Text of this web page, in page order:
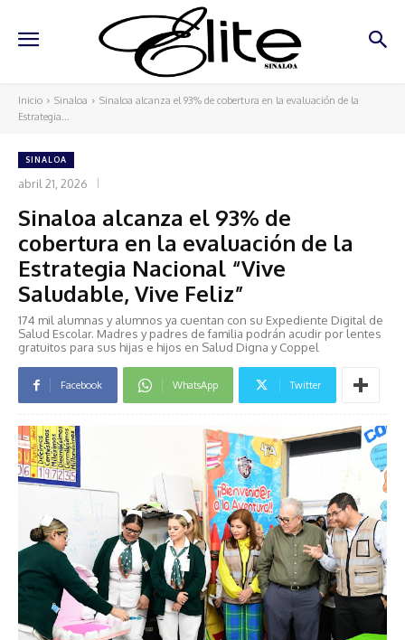
Inicio Sinaloa
Sinaloa alcanza el 93% de cobertura en la evaluación de la
Estrategia...
SINALOA
abril 21, 2026
Sinaloa alcanza el 93% de
cobertura en la evaluación de la
Estrategia Nacional “Vive
Saludable, Vive Feliz”
174 mil alumnas y alumnos ya cuentan con su Expediente Digital de
Salud Escolar. Madres y padres de familia podrán acudir por lentes
gratuitos para sus hijas e hijos en Salud Digna y Coppel
Facebook WhatsApp Twitter